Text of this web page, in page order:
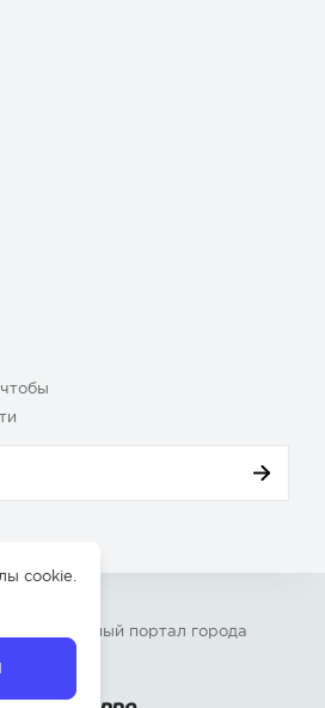
» – Главный портал города
cookie.